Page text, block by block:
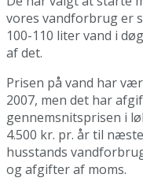
vores vandforbrug er
100-110 liter vand i
af det.
Prisen på vand har
2007, men det har
gennemsnitsprisen i
4.500 kr. pr. år til
husstands
og afgifter af moms.